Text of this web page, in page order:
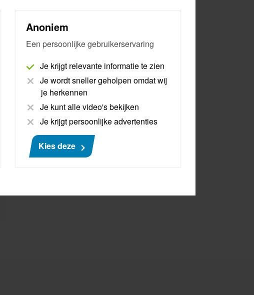
Anoniem
Een persoonlijke gebruikerservaring
Je krijgt relevante informatie te zien
Je wordt sneller geholpen omdat wij
je herkennen
Je kunt alle video's bekijken
Je krijgt persoonlijke advertenties
Kies deze